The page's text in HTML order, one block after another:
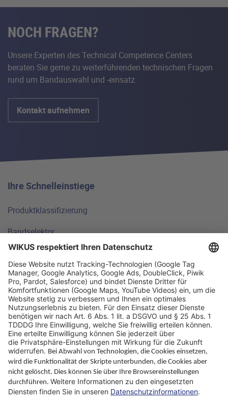
NOCH FRAGEN?
Unsere Experten des Technical Competence Centers
beraten Sie gerne zu weiterführenden technischen Fragen
rund um Bandauswahl und -einsatz.
Kontakt aufnehmen
Ihre Schnelleinstiege
Produktklassifizierung
Bandselektor
Technische Grundlagen
FAQ
Standorte
Warum WIKUS
Ratgeber
Unternehmen
ParaMaster® App